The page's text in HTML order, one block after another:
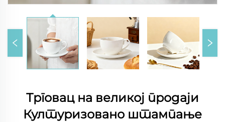
Трговац на великој продаји
Културизовано штампање